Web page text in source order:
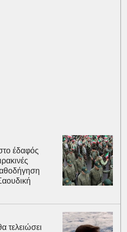
έδαφός
τελειώσει